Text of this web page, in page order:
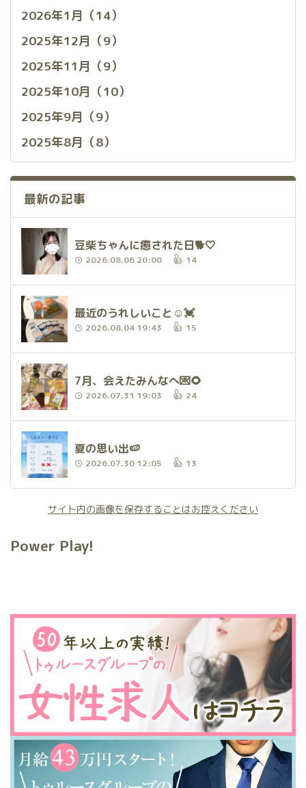
2026年1月（14）
2025年12月（9）
2025年11月（9）
2025年10月（10）
2025年9月（9）
2025年8月（8）
最新の記事
豆柴ちゃんに癒された日🐕🤍
2026.08.06 20:00 14
最近のうれしいこと☺️💓
2026.08.04 19:43 15
7月、会えたみんなへ💌🌻
2026.07.31 19:03 24
夏の思い出🍉
2026.07.30 12:05 13
サイト内の画像を保存することはお控えください
Power Play!